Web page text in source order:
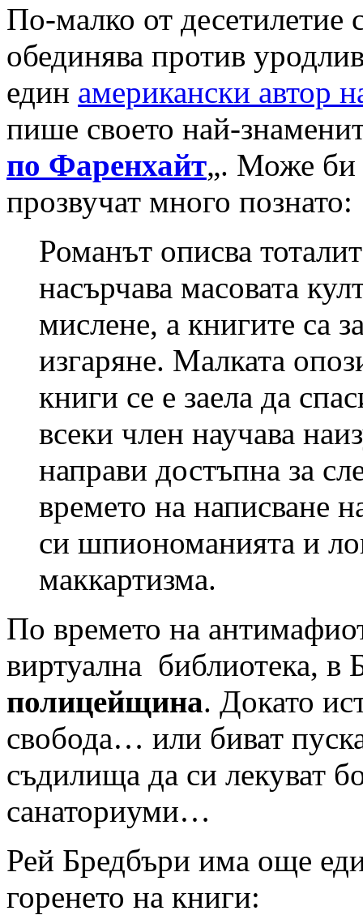
По-малко от десетилетие
обединява против
един американски автор
пише своето най-
по Фаренхайт„. Може би
прозвучат много познато:
Романът описва
насърчава масовата
мислене, а книгите са
изгаряне. Малката
книги се е заела да
всеки член научава
направи достъпна за
времето на написване
си шпиономанията и
маккартизма.
По времето на
виртуална библиотека, в
полицейщина. Докато
свобода… или биват
съдилища да си лекуват
санаториуми…
Рей Бредбъри има още
горенето на книги: